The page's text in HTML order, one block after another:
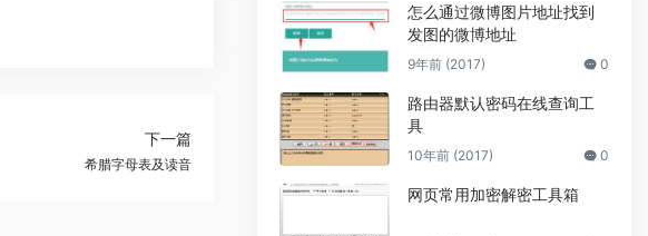
下一篇
希腊字母表及读音
怎么通过微博图片地址找到
发图的微博地址
9年前 (2017) 0
路由器默认密码在线查询工
具
10年前 (2017) 0
网页常用加密解密工具箱